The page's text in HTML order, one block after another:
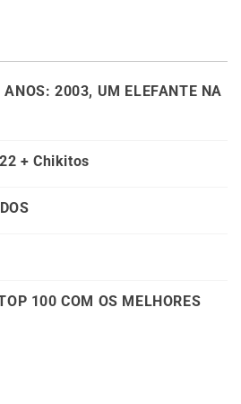
ANOS: 2003, UM ELEFANTE NA
+ Chikitos
100 COM OS MELHORES